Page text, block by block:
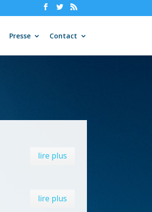
Presse Contact
lire plus
lire plus